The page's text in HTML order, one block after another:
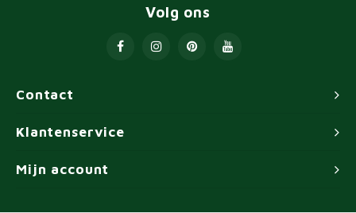
Contact
Volg ons
Klantenservice
Mijn account